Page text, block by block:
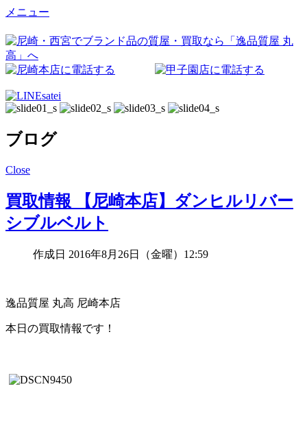
メニュー
ブログ
Close
買取情報 【尼崎本店】ダンヒルリバー
シブルベルト
作成日 2016年8月26日（金曜）12:59
逸品質屋 丸高 尼崎本店
本日の買取情報です！